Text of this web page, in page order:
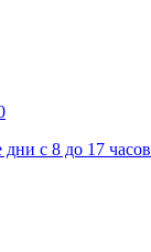
дни с 8 до 17 часов